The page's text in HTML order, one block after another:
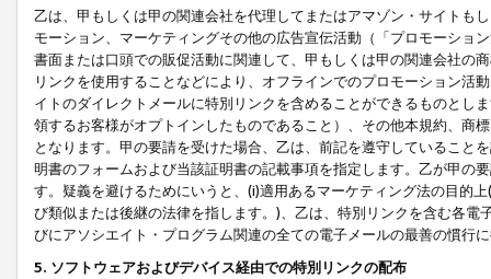
乙は、甲もしくは甲の関連会社を代理してまたはアマゾン・サイトも
モーション、マーケティングその他の広告宣伝活動（「プロモーショ
書面または口頭での販促活動に関連して、甲もしくは甲の関連会社の
リンクを使用することなどにより、オフラインでのプロモーション活
イトのダイレクトメールに特別リンクを含めることができるものとし
領するお客様がオプトインしたものであること）、その他本規約、商
となります。甲の要請を受けた場合、乙は、前記を遵守していること
明書のフォームおよび当該証明書の記載事項を指定します。乙が甲の
す。疑義を避けるためにいうと、(i)適用あるマーケティング法の目的
び類似または後継の法律を指します。)、乙は、特別リンクを含む各
びにアソシエイト・プログラム関連の全ての電子メールの最善の慣行
5. ソフトウェアおよびデバイス経由での特別リンクの配布